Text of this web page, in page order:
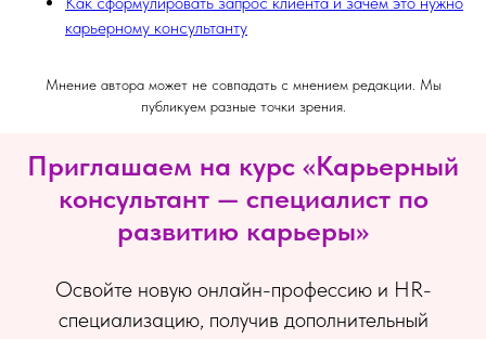
карьерному консультанту
Мнение автора может не совпадать с мнением редакции. Мы
публикуем разные точки зрения.
Приглашаем на курс «Карьерный
консультант — специалист по
развитию карьеры»
Освойте новую онлайн-профессию и HR-
специализацию, получив дополнительный